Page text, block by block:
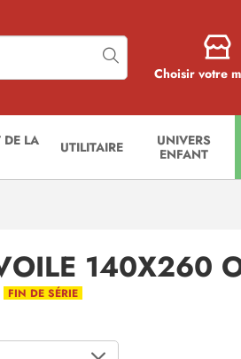
Choisir votre
LA
UTILITAIRE
UNIVERS
ENFANT
140X260
FIN DE SÉRIE